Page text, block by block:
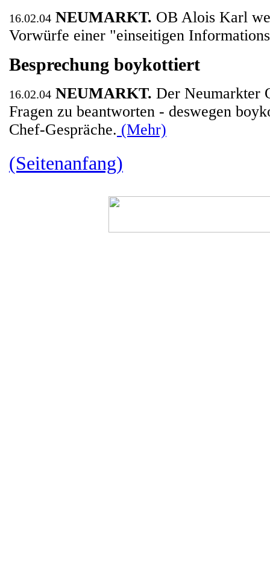
16.02.04 NEUMARKT. OB Alois Karl
Vorwürfe einer "einseitigen
Besprechung boykottiert
16.02.04 NEUMARKT. Der Neumarkter
Fragen zu beantworten - deswegen
Chef-Gespräche. (Mehr)
(Seitenanfang)